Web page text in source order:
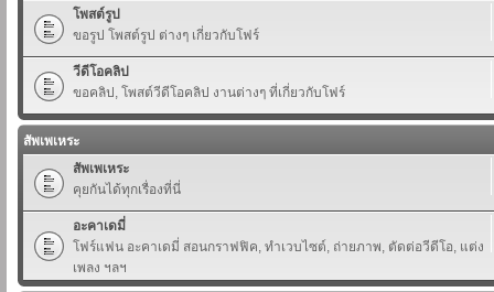
โพสต์รูป
ขอรูป โพสต์รูป ต่างๆ เกี่ยวกับโฟร์
วีดีโอคลิป
ขอคลิป, โพสต์วีดีโอคลิป งานต่างๆ ที่เกี่ยวกับโฟร์
สัพเพเหระ
สัพเพเหระ
คุยกันได้ทุกเรื่องที่นี่
อะคาเดมี่
โฟร์แฟน อะคาเดมี่ สอนกราฟฟิค, ทำเวบไซต์, ถ่ายภาพ, ตัดต่อวีดีโอ, แต่ง
เพลง ฯลฯ